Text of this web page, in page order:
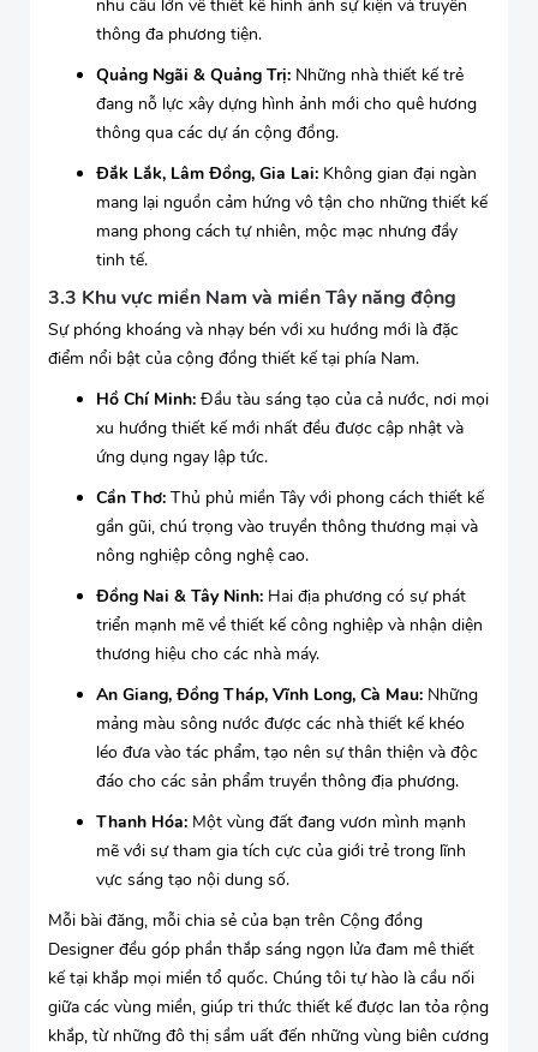
nhu cầu lớn về thiết kế hình ảnh sự kiện và truyền
thông đa phương tiện.
Quảng Ngãi & Quảng Trị: Những nhà thiết kế trẻ
đang nỗ lực xây dựng hình ảnh mới cho quê hương
thông qua các dự án cộng đồng.
Đắk Lắk, Lâm Đồng, Gia Lai: Không gian đại ngàn
mang lại nguồn cảm hứng vô tận cho những thiết kế
mang phong cách tự nhiên, mộc mạc nhưng đầy
tinh tế.
3.3 Khu vực miền Nam và miền Tây năng động
Sự phóng khoáng và nhạy bén với xu hướng mới là đặc
điểm nổi bật của cộng đồng thiết kế tại phía Nam.
Hồ Chí Minh: Đầu tàu sáng tạo của cả nước, nơi mọi
xu hướng thiết kế mới nhất đều được cập nhật và
ứng dụng ngay lập tức.
Cần Thơ: Thủ phủ miền Tây với phong cách thiết kế
gần gũi, chú trọng vào truyền thông thương mại và
nông nghiệp công nghệ cao.
Đồng Nai & Tây Ninh: Hai địa phương có sự phát
triển mạnh mẽ về thiết kế công nghiệp và nhận diện
thương hiệu cho các nhà máy.
An Giang, Đồng Tháp, Vĩnh Long, Cà Mau: Những
mảng màu sông nước được các nhà thiết kế khéo
léo đưa vào tác phẩm, tạo nên sự thân thiện và độc
đáo cho các sản phẩm truyền thông địa phương.
Thanh Hóa: Một vùng đất đang vươn mình mạnh
mẽ với sự tham gia tích cực của giới trẻ trong lĩnh
vực sáng tạo nội dung số.
Mỗi bài đăng, mỗi chia sẻ của bạn trên Cộng đồng
Designer đều góp phần thắp sáng ngọn lửa đam mê thiết
kế tại khắp mọi miền tổ quốc. Chúng tôi tự hào là cầu nối
giữa các vùng miền, giúp tri thức thiết kế được lan tỏa rộng
khắp, từ những đô thị sầm uất đến những vùng biên cương